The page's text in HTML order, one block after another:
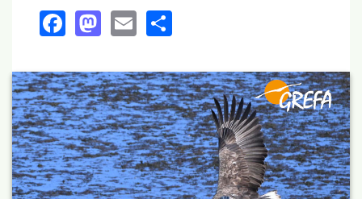
Facebook
Mastodon
Email